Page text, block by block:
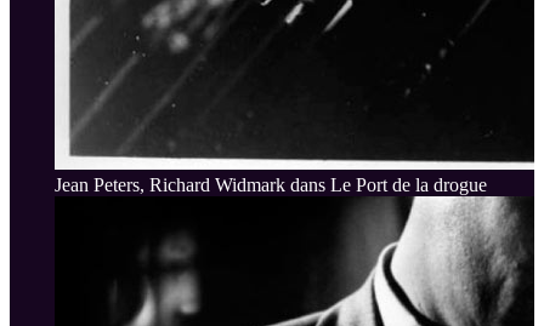
Jean Peters, Richard Widmark dans Le Port de la drogue